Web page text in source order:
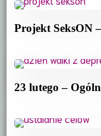
Projekt SeksON
23 lutego –